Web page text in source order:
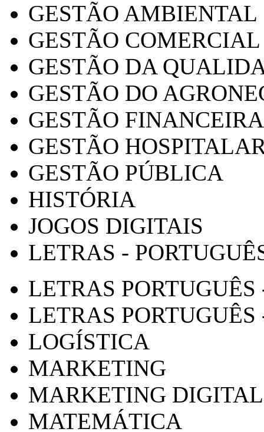
GESTÃO AMBIENTAL
GESTÃO COMERCIAL
GESTÃO DA
GESTÃO DO
GESTÃO FINANCEIRA
GESTÃO
GESTÃO PÚBLICA
HISTÓRIA
JOGOS DIGITAIS
LETRAS -
LETRAS
LETRAS PORTUGUÊS
LOGÍSTICA
MARKETING
MARKETING DIGITAL
MATEMÁTICA